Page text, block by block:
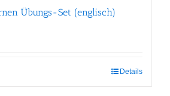
Übungs-Set (englisch)
Details